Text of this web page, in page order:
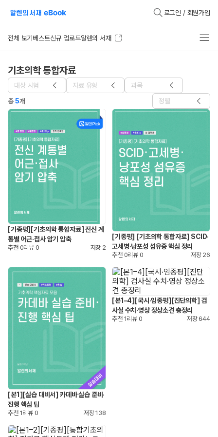
로그인 / 회원가입
전체 보기 베스트신규 업로드알렌의 서재
기초의학 통합자료
대상 시험 자료 유형
과목
총5개 정렬
[기종평][기초의학 통합자료] 전신 계
통별 어근·접사 암기 압축
추천 0리뷰 0 저장 2
[기종평] [기초의학 통합자료] SCID·
고세병·낭포성 섬유증 핵심 정리
추천 0리뷰 0 저장 26
[본1][실습 대비서] 카데바 실습 준비·
진행 핵심 팁
추천 1리뷰 0 저장138
[본1–4][국시·임종평][진단의학] 검
사실 수치·영상 정상소견 총정리
추천 1리뷰 0 저장 644